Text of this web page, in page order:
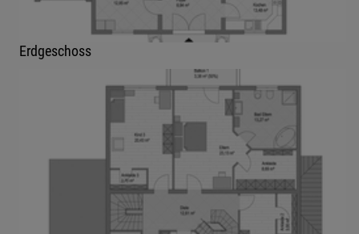
Erdgeschoss